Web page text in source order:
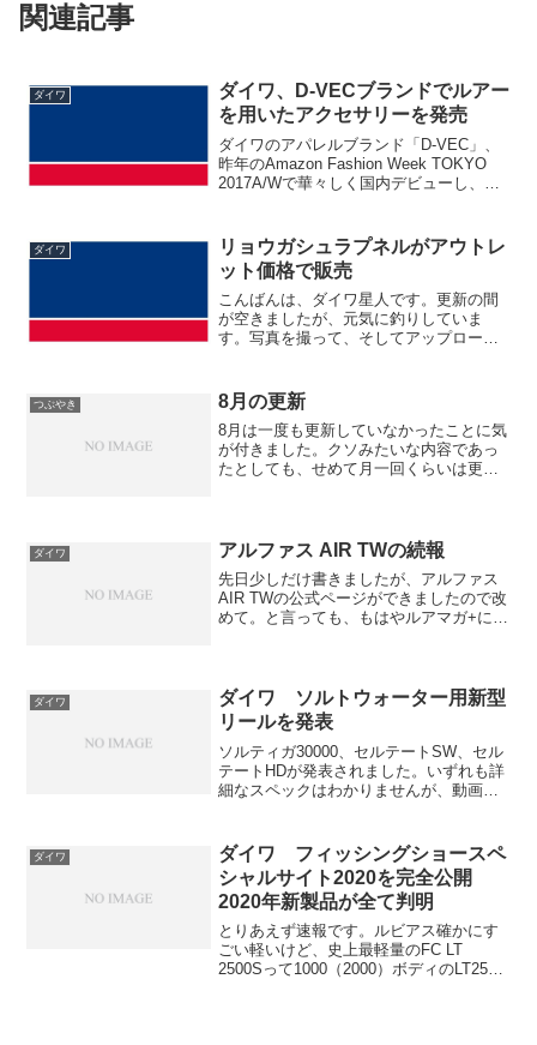
関連記事
ダイワ
ダイワ、D-VECブランドでルアー
を用いたアクセサリーを発売
ダイワのアパレルブランド「D-VEC」、
昨年のAmazon Fashion Week TOKYO
2017A/Wで華々しく国内デビューし、キ
Amazon Fashion W...
ダイワ
リョウガシュラプネルがアウトレ
ット価格で販売
こんばんは、ダイワ星人です。更新の間
が空きましたが、元気に釣りしていま
す。写真を撮って、そしてアップロード
あれなので、ちょっとお買い得情報で
も。昨日はボートシーバスに行...
つぶやき 8月の更新
8月は一度も更新していなかったことに気
が付きました。クソみたいな内容であっ
たとしても、せめて月一回くらいは更新
める方針のようです。今...
ダイワ アルファス AIR TWの続報
先日少しだけ書きましたが、アルファス
AIR TWの公式ページができましたので改
めて。と言っても、もはやルアマガ+に詳
か、そのくらいで...
ダイワ
ダイワ ソルトウォーター用新型
リールを発表
ソルティガ30000、セルテートSW、セル
テートHDが発表されました。いずれも詳
細なスペックはわかりませんが、動画か
かりやすくクロマグロキャスティング用
の超大型番...
ダイワ
ダイワ フィッシングショースペ
シャルサイト2020を完全公開
2020年新製品が全て判明
とりあえず速報です。ルビアス確かにす
ごい軽いけど、史上最軽量のFC LT
2500Sって1000（2000）ボディのLT2500-